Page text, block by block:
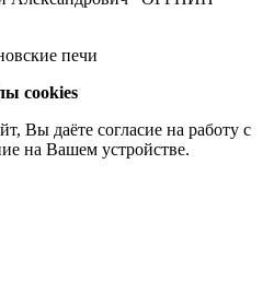
печи
cookies
Вы даёте согласие на работу с
на Вашем устройстве.